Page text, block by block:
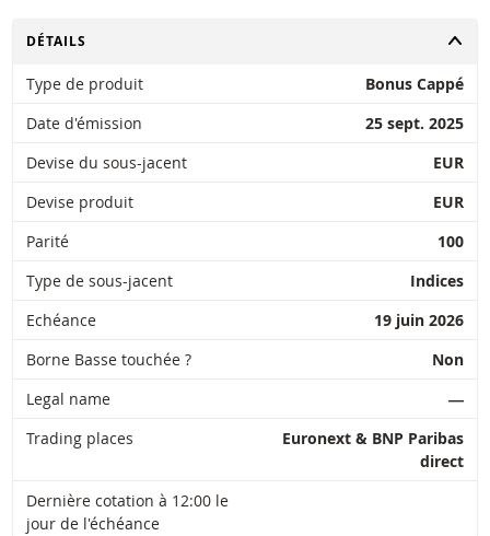
CHANGER
DÉTAILS
Type de produit
Bonus Cappé
Date d'émission
25 sept. 2025
Devise du sous-jacent
EUR
Devise produit
EUR
Parité
100
Type de sous-jacent
Indices
Echéance
19 juin 2026
Borne Basse touchée ?
Non
Legal name
―
Trading places
Euronext & BNP Paribas
direct
Dernière cotation à 12:00 le
jour de l'échéance